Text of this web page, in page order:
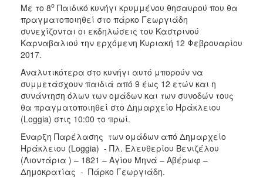
Με το 8ο Παιδικό κυνήγι κρυμμένου θησαυρού που θα
πραγματοποιηθεί στο πάρκο Γεωργιάδη
συνεχίζονται οι εκδηλώσεις του Καστρινού
Καρναβαλιού την ερχόμενη Κυριακή 12 Φεβρουαρίου
2017.
Αναλυτικότερα στο κυνήγι αυτό μπορούν να
συμμετάσχουν παιδιά από 9 έως 12 ετών και η
συνάντηση όλων των ομάδων και των συνοδών τους
θα πραγματοποιηθεί στο Δημαρχείο Ηράκλειου
(Loggia) στις 10:00 το πρωί.
Έναρξη Παρέλασης των ομάδων από Δημαρχείο
Ηράκλειου (Loggia) - Πλ. Ελευθερίου Βενιζέλου
(Λιοντάρια ) – 1821 – Αγίου Μηνά – Αβέρωφ –
Δημοκρατίας - Πάρκο Γεωργιάδη.